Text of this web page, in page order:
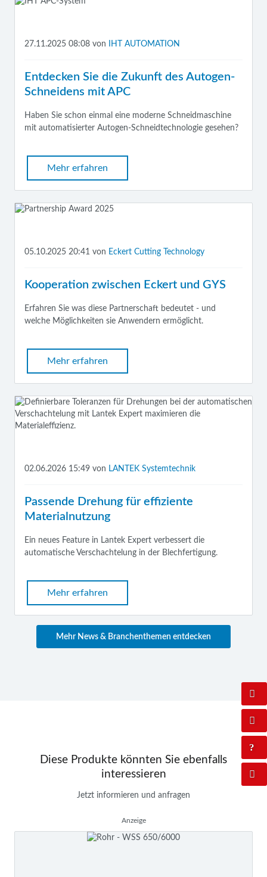
27.11.2025 08:08 von IHT AUTOMATION
Entdecken Sie die Zukunft des Autogen-
Schneidens mit APC
Haben Sie schon einmal eine moderne Schneidmaschine
mit automatisierter Autogen-Schneidtechnologie gesehen?
Mehr erfahren
05.10.2025 20:41 von Eckert Cutting Technology
Kooperation zwischen Eckert und GYS
Erfahren Sie was diese Partnerschaft bedeutet - und
welche Möglichkeiten sie Anwendern ermöglicht.
Mehr erfahren
02.06.2026 15:49 von LANTEK Systemtechnik
Passende Drehung für effiziente
Materialnutzung
Ein neues Feature in Lantek Expert verbessert die
automatische Verschachtelung in der Blechfertigung.
Mehr erfahren
Mehr News & Branchenthemen entdecken
Diese Produkte könnten Sie ebenfalls
interessieren
Jetzt informieren und anfragen
Anzeige